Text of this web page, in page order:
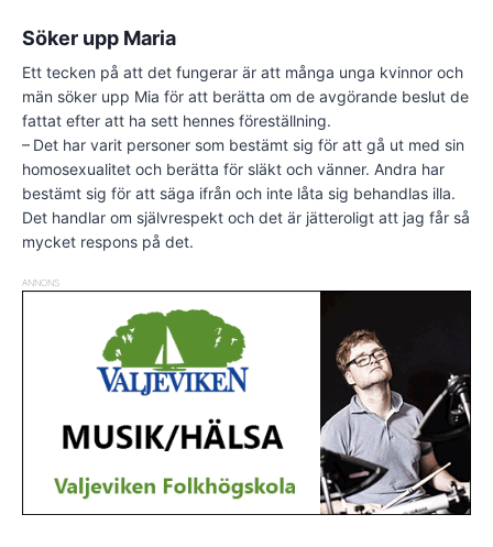
Söker upp Maria
Ett tecken på att det fungerar är att många unga kvinnor och
män söker upp Mia för att berätta om de avgörande beslut de
fattat efter att ha sett hennes föreställning.
– Det har varit personer som bestämt sig för att gå ut med sin
homosexualitet och berätta för släkt och vänner. Andra har
bestämt sig för att säga ifrån och inte låta sig behandlas illa.
Det handlar om självrespekt och det är jätteroligt att jag får så
mycket respons på det.
ANNONS